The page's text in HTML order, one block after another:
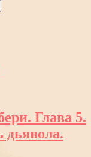
Глава 5.
дьявола.